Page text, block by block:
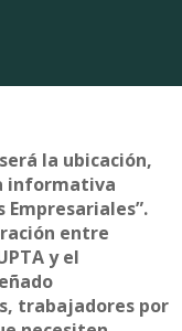
la ubicación,
informativa
Empresariales”.
entre
y el
trabajadores por